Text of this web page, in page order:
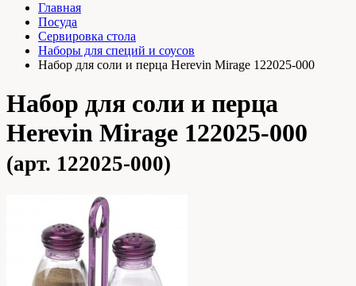
Главная
Посуда
Сервировка стола
Наборы для специй и соусов
Набор для соли и перца Herevin Mirage 122025-000
Набор для соли и перца
Herevin Mirage 122025-000
(арт. 122025-000)